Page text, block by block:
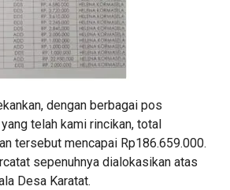
dengan berbagai pos
telah kami rincikan, total
tersebut mencapai Rp186.659.000.
sepenuhnya dialokasikan atas
Desa Karatat.